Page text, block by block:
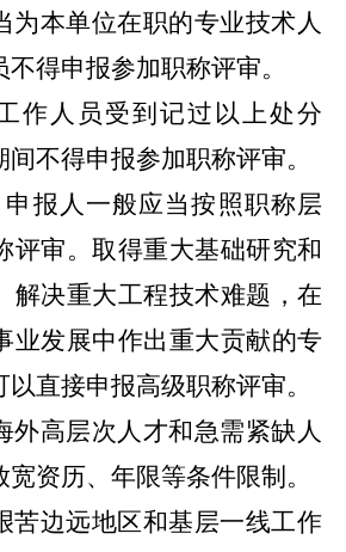
为本单位在职的专业技术人
得申报参加职称评审。
作人员受到记过以上处分
不得申报参加职称评审。
申报人一般应当按照职称层
评审。取得重大基础研究和
解决重大工程技术难题，在
业发展中作出重大贡献的专
直接申报高级职称评审。
外高层次人才和急需紧缺人
资历、年限等条件限制。
苦边远地区和基层一线工作